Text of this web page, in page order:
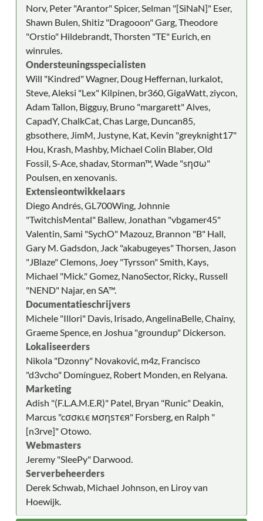
Norv, Peter "Arantor" Spicer, Selman "[SiNaN]" Eser,
Shawn Bulen, Shitiz "Dragooon" Garg, Theodore
"Orstio" Hildebrandt, Thorsten "TE" Eurich, en
winrules.
Ondersteuningsspecialisten
Will "Kindred" Wagner, Doug Heffernan, lurkalot,
Steve, Aleksi "Lex" Kilpinen, br360, GigaWatt, ziycon,
Adam Tallon, Bigguy, Bruno "margarett" Alves,
CapadY, ChalkCat, Chas Large, Duncan85,
gbsothere, JimM, Justyne, Kat, Kevin "greyknight17"
Hou, Krash, Mashby, Michael Colin Blaber, Old
Fossil, S-Ace, shadav, Storman™, Wade "sησω"
Poulsen, en xenovanis.
Extensieontwikkelaars
Diego Andrés, GL700Wing, Johnnie
"TwitchisMental" Ballew, Jonathan "vbgamer45"
Valentin, Sami "SychO" Mazouz, Brannon "B" Hall,
Gary M. Gadsdon, Jack "akabugeyes" Thorsen, Jason
"JBlaze" Clemons, Joey "Tyrsson" Smith, Kays,
Michael "Mick." Gomez, NanoSector, Ricky., Russell
"NEND" Najar, en SA™.
Documentatieschrijvers
Michele "Illori" Davis, Irisado, AngelinaBelle, Chainy,
Graeme Spence, en Joshua "groundup" Dickerson.
Lokaliseerders
Nikola "Dzonny" Novaković, m4z, Francisco
"d3vcho" Domínguez, Robert Monden, en Relyana.
Marketing
Adish "(F.L.A.M.E.R)" Patel, Bryan "Runic" Deakin,
Marcus "cσσкιє мσηѕтєя" Forsberg, en Ralph "
[n3rve]" Otowo.
Webmasters
Jeremy "SleePy" Darwood.
Serverbeheerders
Derek Schwab, Michael Johnson, en Liroy van
Hoewijk.